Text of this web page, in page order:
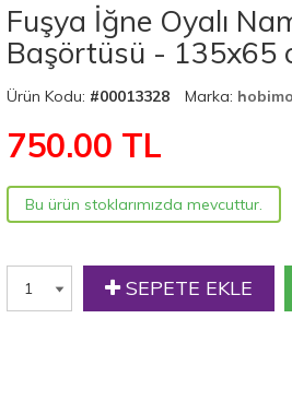
Fuşya İğne Oyalı
Başörtüsü - 135x65
Ürün Kodu: #00013328 Marka:
750.00 TL
Bu ürün stoklarımızda mevcuttur.
SEPETE EKLE